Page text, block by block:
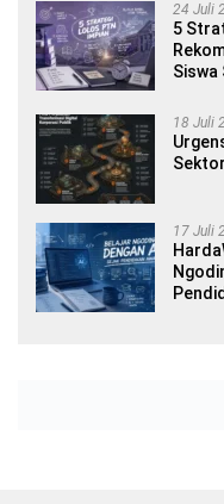
24 Juli
5
Siswa
18 Juli
17 Juli